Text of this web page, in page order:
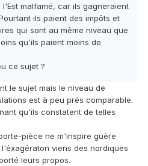
malfamé, car ils gagneraient
ils paient des impôts et
qui sont au même niveau que
qu'ils paient moins de
ce sujet ?
le sujet mais le niveau de
est à peu prés comparable.
qu'ils constatent de telles
pièce ne m'inspire guère
viens des nordiques
leurs propos.